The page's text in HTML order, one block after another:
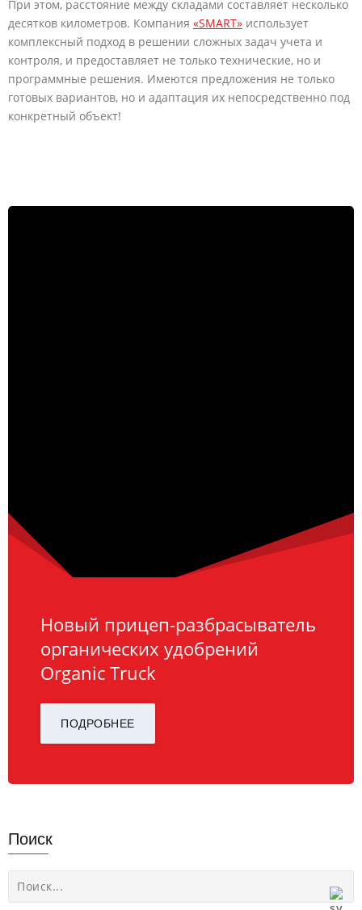
При этом, расстояние между складами составляет несколько
десятков километров. Компания «SMART» использует
комплексный подход в решении сложных задач учета и
контроля, и предоставляет не только технические, но и
программные решения. Имеются предложения не только
готовых вариантов, но и адаптация их непосредственно под
конкретный объект!
Новый прицеп-разбрасыватель
органических удобрений
Organic Truck
ПОДРОБНЕЕ
Поиск